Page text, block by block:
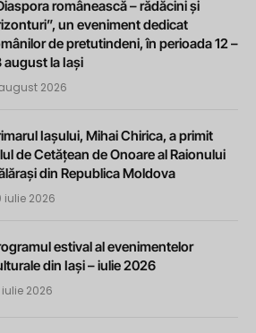
românească – rădăcini și
un eveniment dedicat
de pretutindeni, în perioada 12 –
august la Iași
2026
Iașului, Mihai Chirica, a primit
de Cetățean de Onoare al Raionului
din Republica Moldova
iulie 2026
estival al evenimentelor
din Iași – iulie 2026
iulie 2026